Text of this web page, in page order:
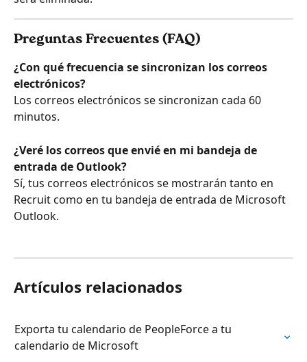
Preguntas Frecuentes (FAQ)
¿Con qué frecuencia se sincronizan los correos
electrónicos?
Los correos electrónicos se sincronizan cada 60
minutos.
¿Veré los correos que envié en mi bandeja de
entrada de Outlook?
Sí, tus correos electrónicos se mostrarán tanto en
Recruit como en tu bandeja de entrada de Microsoft
Outlook.
Artículos relacionados
Exporta tu calendario de PeopleForce a tu
calendario de Microsoft